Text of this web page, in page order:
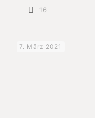
16
7. März 2021